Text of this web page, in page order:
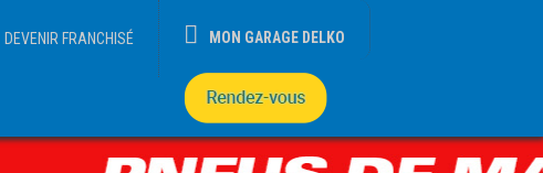
DEVENIR FRANCHISÉ MON GARAGE DELKO